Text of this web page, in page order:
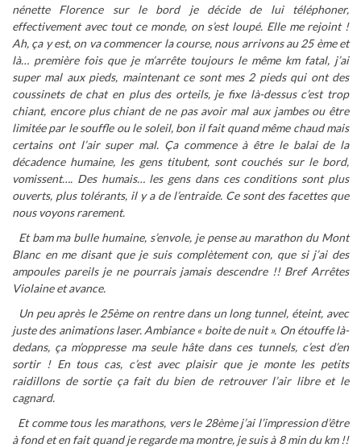
nénette Florence sur le bord je décide de lui téléphoner,
effectivement avec tout ce monde, on s’est loupé. Elle me rejoint !
Ah, ça y est, on va commencer la course, nous arrivons au 25 ème et
là… première fois que je m’arrête toujours le même km fatal, j’ai
super mal aux pieds, maintenant ce sont mes 2 pieds qui ont des
coussinets de chat en plus des orteils, je fixe là-dessus c’est trop
chiant, encore plus chiant de ne pas avoir mal aux jambes ou être
limitée par le souffle ou le soleil, bon il fait quand même chaud mais
certains ont l’air super mal. Ça commence à être le balai de la
décadence humaine, les gens titubent, sont couchés sur le bord,
vomissent…. Des humais… les gens dans ces conditions sont plus
ouverts, plus tolérants, il y a de l’entraide. Ce sont des facettes que
nous voyons rarement.
Et bam ma bulle humaine, s’envole, je pense au marathon du Mont
Blanc en me disant que je suis complètement con, que si j’ai des
ampoules pareils je ne pourrais jamais descendre !! Bref Arrêtes
Violaine et avance.
Un peu après le 25ème on rentre dans un long tunnel, éteint, avec
juste des animations laser. Ambiance « boite de nuit ». On étouffe là-
dedans, ça m’oppresse ma seule hâte dans ces tunnels, c’est d’en
sortir ! En tous cas, c’est avec plaisir que je monte les petits
raidillons de sortie ça fait du bien de retrouver l’air libre et le
cagnard.
Et comme tous les marathons, vers le 28ème j’ai l’impression d’être
à fond et en fait quand je regarde ma montre, je suis à 8 min du km !!